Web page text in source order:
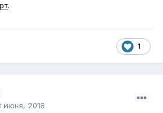
.
1
июня, 2018